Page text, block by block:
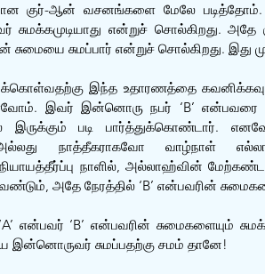
குர்-ஆன் வசனங்களை மேலே படித்தோம்.
என்றுச் சொல்கிறது.
சுமப்பார் என்றுச் சொல்கிறது. இது
இந்த உதாரணத்தை
இவர் இன்னொரு நபர் ‘B’ என்பவரை தன்
படி பார்த்துக்கொண்டார்.
நாத்தீகராகவோ வாழ்நாள்
நியாயத்தீர்ப்பு நாளில், அல்லாஹ்வின்
அதே நேரத்தில் ‘B’ என்பவரின்
என்பவர் ‘B’ என்பவரின் சுமைகளையும்
இன்னொருவர் சுமப்பதற்கு சமம் தானே!